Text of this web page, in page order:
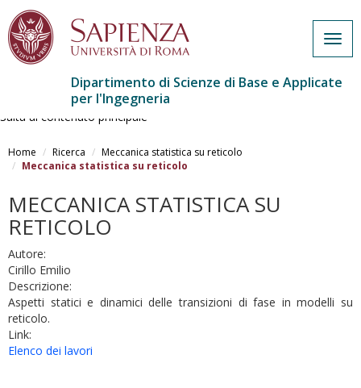
Salta al contenuto principale
Dipartimento di Scienze di Base e Applicate
per l'Ingegneria
Home Ricerca
Meccanica statistica su reticolo
Meccanica statistica su reticolo
MECCANICA STATISTICA SU
RETICOLO
Autore:
Cirillo Emilio
Descrizione:
Aspetti statici e dinamici delle transizioni di fase in modelli su
reticolo.
Link:
Elenco dei lavori